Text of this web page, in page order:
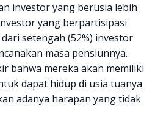
investor yang berusia lebih
yang berpartisipasi
setengah (52%) investor
masa pensiunnya.
bahwa mereka akan memiliki
dapat hidup di usia tuanya
adanya harapan yang tidak